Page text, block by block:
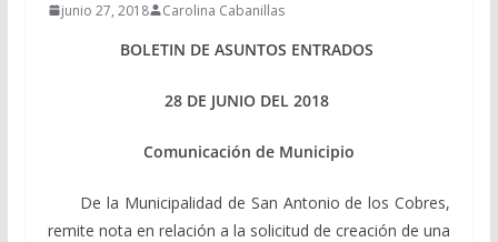
junio 27, 2018 Carolina Cabanillas
BOLETIN DE ASUNTOS ENTRADOS
28 DE JUNIO DEL 2018
Comunicación de Municipio
De la Municipalidad de San Antonio de los Cobres,
remite nota en relación a la solicitud de creación de una